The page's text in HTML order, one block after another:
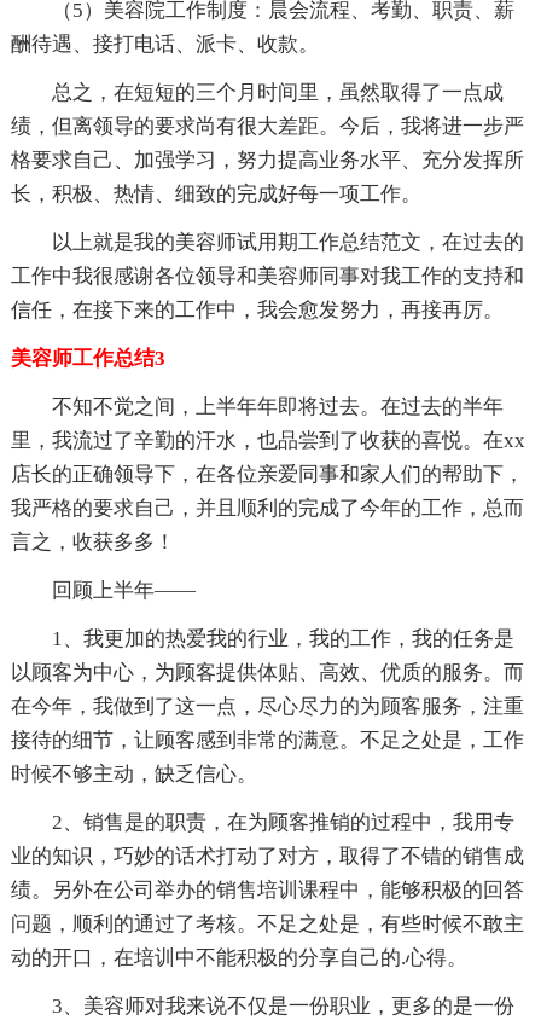
（5）美容院工作制度：晨会流程、考勤、职责、薪
酬待遇、接打电话、派卡、收款。
总之，在短短的三个月时间里，虽然取得了一点成
绩，但离领导的要求尚有很大差距。今后，我将进一步严
格要求自己、加强学习，努力提高业务水平、充分发挥所
长，积极、热情、细致的完成好每一项工作。
以上就是我的美容师试用期工作总结范文，在过去的
工作中我很感谢各位领导和美容师同事对我工作的支持和
信任，在接下来的工作中，我会愈发努力，再接再厉。
美容师工作总结3
不知不觉之间，上半年年即将过去。在过去的半年
里，我流过了辛勤的汗水，也品尝到了收获的喜悦。在xx
店长的正确领导下，在各位亲爱同事和家人们的帮助下，
我严格的要求自己，并且顺利的完成了今年的工作，总而
言之，收获多多！
回顾上半年——
1、我更加的热爱我的行业，我的工作，我的任务是
以顾客为中心，为顾客提供体贴、高效、优质的服务。而
在今年，我做到了这一点，尽心尽力的为顾客服务，注重
接待的细节，让顾客感到非常的满意。不足之处是，工作
时候不够主动，缺乏信心。
2、销售是的职责，在为顾客推销的过程中，我用专
业的知识，巧妙的话术打动了对方，取得了不错的销售成
绩。另外在公司举办的销售培训课程中，能够积极的回答
问题，顺利的通过了考核。不足之处是，有些时候不敢主
动的开口，在培训中不能积极的分享自己的.心得。
3、美容师对我来说不仅是一份职业，更多的是一份